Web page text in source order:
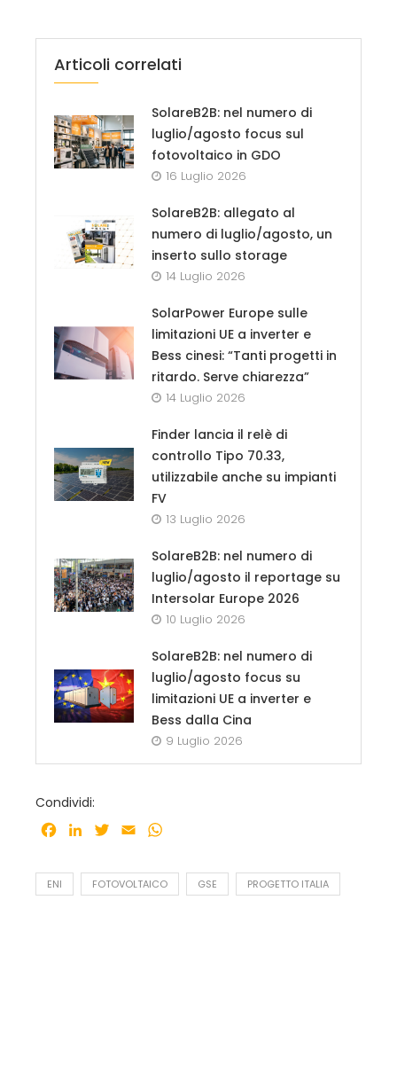
Articoli correlati
SolareB2B: nel numero di
luglio/agosto focus sul
fotovoltaico in GDO
16 Luglio 2026
SolareB2B: allegato al
numero di luglio/agosto, un
inserto sullo storage
14 Luglio 2026
SolarPower Europe sulle
limitazioni UE a inverter e
Bess cinesi: “Tanti progetti in
ritardo. Serve chiarezza”
14 Luglio 2026
Finder lancia il relè di
controllo Tipo 70.33,
utilizzabile anche su impianti
FV
13 Luglio 2026
SolareB2B: nel numero di
luglio/agosto il reportage su
Intersolar Europe 2026
10 Luglio 2026
SolareB2B: nel numero di
luglio/agosto focus su
limitazioni UE a inverter e
Bess dalla Cina
9 Luglio 2026
Condividi:
Facebook
LinkedInTwitter
Email
ENI FOTOVOLTAICO GSE PROGETTO ITALIA